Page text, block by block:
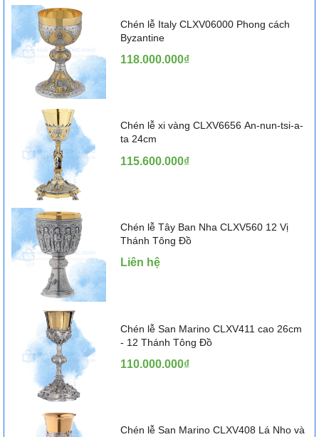
Chén lễ Italy CLXV06000 Phong cách
Byzantine
118.000.000₫
Chén lễ xi vàng CLXV6656 An-nun-tsi-a-
ta 24cm
115.600.000₫
Chén lễ Tây Ban Nha CLXV560 12 Vị
Thánh Tông Đồ
Liên hệ
Chén lễ San Marino CLXV411 cao 26cm
- 12 Thánh Tông Đồ
110.000.000₫
Chén lễ San Marino CLXV408 Lá Nho và